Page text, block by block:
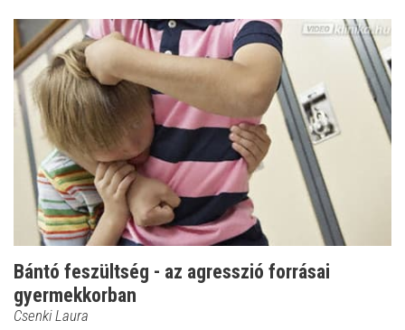
Bántó feszültség - az agresszió forrásai
gyermekkorban
Csenki Laura